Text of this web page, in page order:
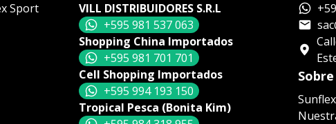
Sport
VILL DISTRIBUIDORES S.R.L
+595 981 537 063
Shopping China Importados
+595 981 701 701
Cell Shopping Importados
+595 994 193 150
Tropical Pesca (Bonita Kim)